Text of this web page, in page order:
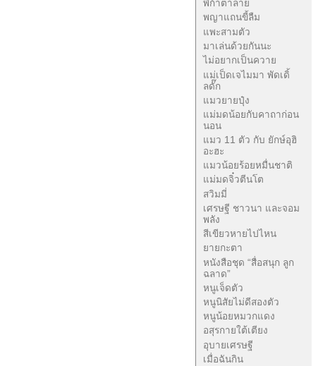
พิก้าตาลาย
พญาแถนขี้ลืม
แพะสามตัว
มาเล่นด้วยกันนะ
ไม่อยากเป็นควาย
แม่เป็ดเจไมมา พัดเดิ้
ลดั๊ก
แมวยายปุ๋ง
แม่มดน้อยกับคาถาก่อน
นอน
แมว 11 ตัว กับ ยักษ์อุฮิ
อะฮะ
แมวน้อยร้อยหมื่นชาติ
แม่มดจิ๋วตีนโต
สวิมมี่
เศรษฐี ชาวนา และจอม
พลัง
สีเขียวหายไปไหน
ยายกะตา
หนังสือชุด “สื่อสนุก ลูก
ฉลาด”
หนูเจ็ดตัว
หนูนิสัยไม่ดีสองตัว
หนูน้อยหมวกแดง
อสุรกายใต้เตียง
อุบายเศรษฐี
เมื่อฉันกิน